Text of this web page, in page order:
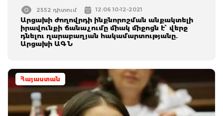
2552 դիտում 12:06 10-12-2021
Արցախի ժողովրդի ինքնորոշման անքակտելի
իրավունքի ճանաչումը միակ միջոցն է՝ վերջ
դնելու ղարաբաղյան հակամարտությանը.
Արցախի ԱԳՆ
Հայաստան